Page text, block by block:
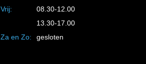
Vrij:
08.30-12.00
13.30-17.00
Za en Zo:
gesloten